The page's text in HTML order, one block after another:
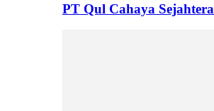
PT Qul Cahaya Sejahtera